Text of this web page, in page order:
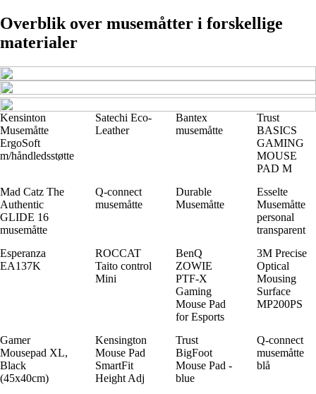
Overblik over musemåtter i forskellige
materialer
Kensinton
Musemåtte
ErgoSoft
m/håndledsstøtte
Satechi Eco-
Leather
Bantex
musemåtte
Trust
BASICS
GAMING
MOUSE
PAD M
Mad Catz The
Authentic
GLIDE 16
musemåtte
Q-connect
musemåtte
Durable
Musemåtte
Esselte
Musemåtte
personal
transparent
Esperanza
EA137K
ROCCAT
Taito control
Mini
BenQ
ZOWIE
PTF-X
Gaming
Mouse Pad
for Esports
3M Precise
Optical
Mousing
Surface
MP200PS
Gamer
Mousepad XL,
Black
(45x40cm)
Kensington
Mouse Pad
SmartFit
Height Adj
Trust
BigFoot
Mouse Pad -
blue
Q-connect
musemåtte
blå